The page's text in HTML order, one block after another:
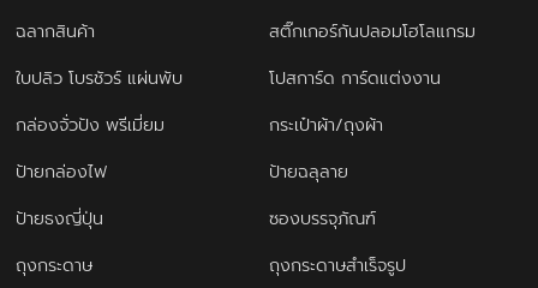
ฉลากสินค้า
สติ๊กเกอร์กันปลอมโฮโลแกรม
ใบปลิว โบรชัวร์ แผ่นพับ
โปสการ์ด การ์ดแต่งงาน
กล่องจั่วปัง พรีเมี่ยม
กระเป๋าผ้า/ถุงผ้า
ป้ายกล่องไฟ
ป้ายฉลุลาย
ป้ายธงญี่ปุ่น
ซองบรรจุภัณฑ์
ถุงกระดาษ
ถุงกระดาษสำเร็จรูป